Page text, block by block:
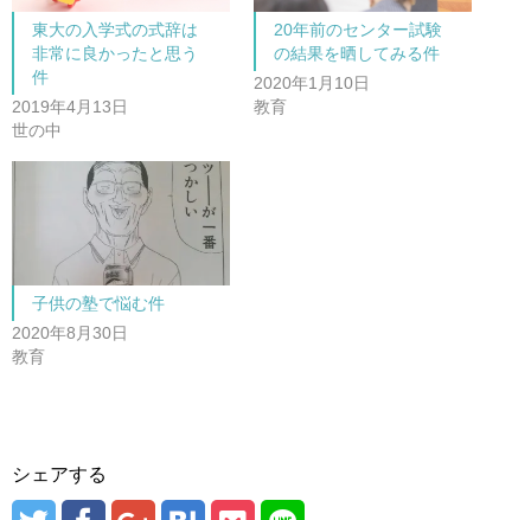
共
有
(
新
ウ
ィ
ン
ウ
ク
リ
ッ
て
く
い
(
新
し
い
ウ
ィ
ン
ド
ウ
で
開
き
ま
東大の入学式の式辞は
非常に良かったと思う
件
2019年4月13日
世の中
20年前のセンター試験
の結果を晒してみる件
2020年1月10日
教育
子供の塾で悩む件
2020年8月30日
教育
シェアする